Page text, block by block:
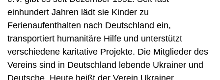
einhundert Jahren lädt sie Kinder zu
Ferienaufenthalten nach Deutschland ein,
transportiert humanitäre Hilfe und unterstützt
verschiedene karitative Projekte. Die Mitglieder des
Vereins sind in Deutschland lebende Ukrainer und
Deutsche. Heute heißt der Verein Ukrainer